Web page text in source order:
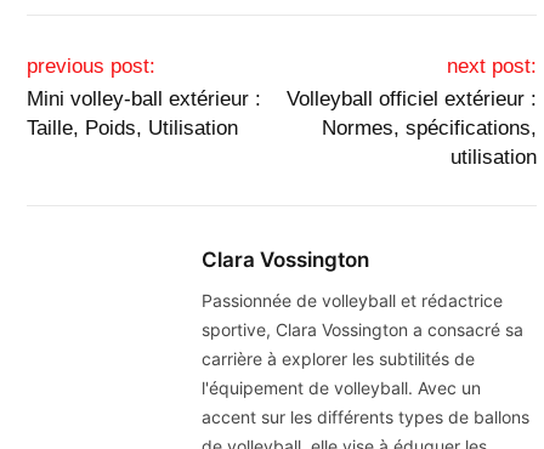
Post navigation
previous post:
Mini volley-ball extérieur :
Taille, Poids, Utilisation
next post:
Volleyball officiel extérieur :
Normes, spécifications,
utilisation
Clara Vossington
Passionnée de volleyball et rédactrice
sportive, Clara Vossington a consacré sa
carrière à explorer les subtilités de
l'équipement de volleyball. Avec un
accent sur les différents types de ballons